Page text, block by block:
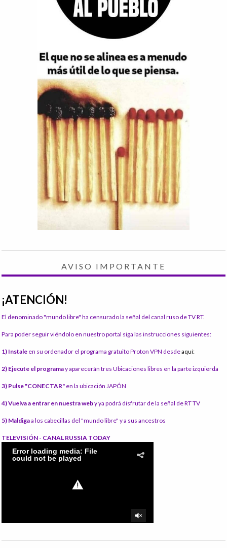
AVISO IMPORTANTE
¡ATENCIÓN!
El denominado "mundo libre" ha censurado la señal del canal ruso de TV RT.
Para poder seguir viéndolo en nuestro portal siga las instrucciones siguientes:
1) Instale en su ordenador el programa gratuito Proton VPN desdeaquí:
2) Ejecute el programay aparecerán tres Ubicaciones libres en la parte izquierda
3) Pulse "CONECTAR" en la ubicación JAPÓN
4) Vuelva a entrar en nuestra weby ya podrá disfrutar de la señal de RT TV
5) Maldigaa los cabecillas del "mundo libre" y a sus ancestros
TELEVISIÓN - CANAL RUSSIA TODAY